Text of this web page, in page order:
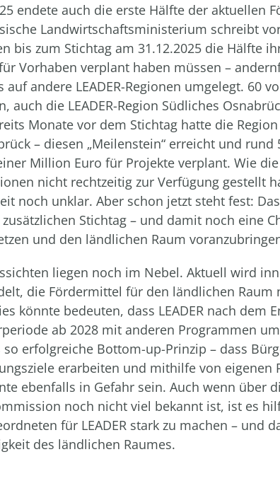
endete auch die erste Hälfte der aktuellen
Landwirtschaftsministerium schreibt
bis zum Stichtag am 31.12.2025 die Hälfte
Vorhaben verplant haben müssen –
auf andere LEADER-Regionen umgelegt. 60
auch die LEADER-Region Südliches
Monate vor dem Stichtag hatte die
– diesen „Meilenstein“ erreicht und rund
Million Euro für Projekte verplant. Wie
nicht rechtzeitig zur Verfügung gestellt
noch unklar. Aber schon jetzt steht fest:
Stichtag – und damit noch eine
und den ländlichen Raum
liegen noch im Nebel. Aktuell wird
die Fördermittel für den ländlichen Raum
könnte bedeuten, dass LEADER nach dem
ab 2028 mit anderen Programmen
erfolgreiche Bottom-up-Prinzip – dass
erarbeiten und mithilfe von eigenen
ebenfalls in Gefahr sein. Auch wenn über
noch nicht viel bekannt ist, ist es
für LEADER stark zu machen – und
des ländlichen Raumes.